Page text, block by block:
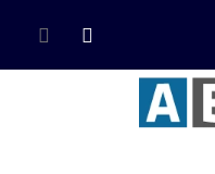
Inhalt